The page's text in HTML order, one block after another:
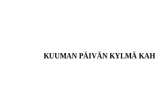
KUUMAN PÄIVÄN KYLMÄ